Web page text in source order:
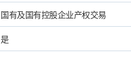
国有及国有控股企业产权交易
是